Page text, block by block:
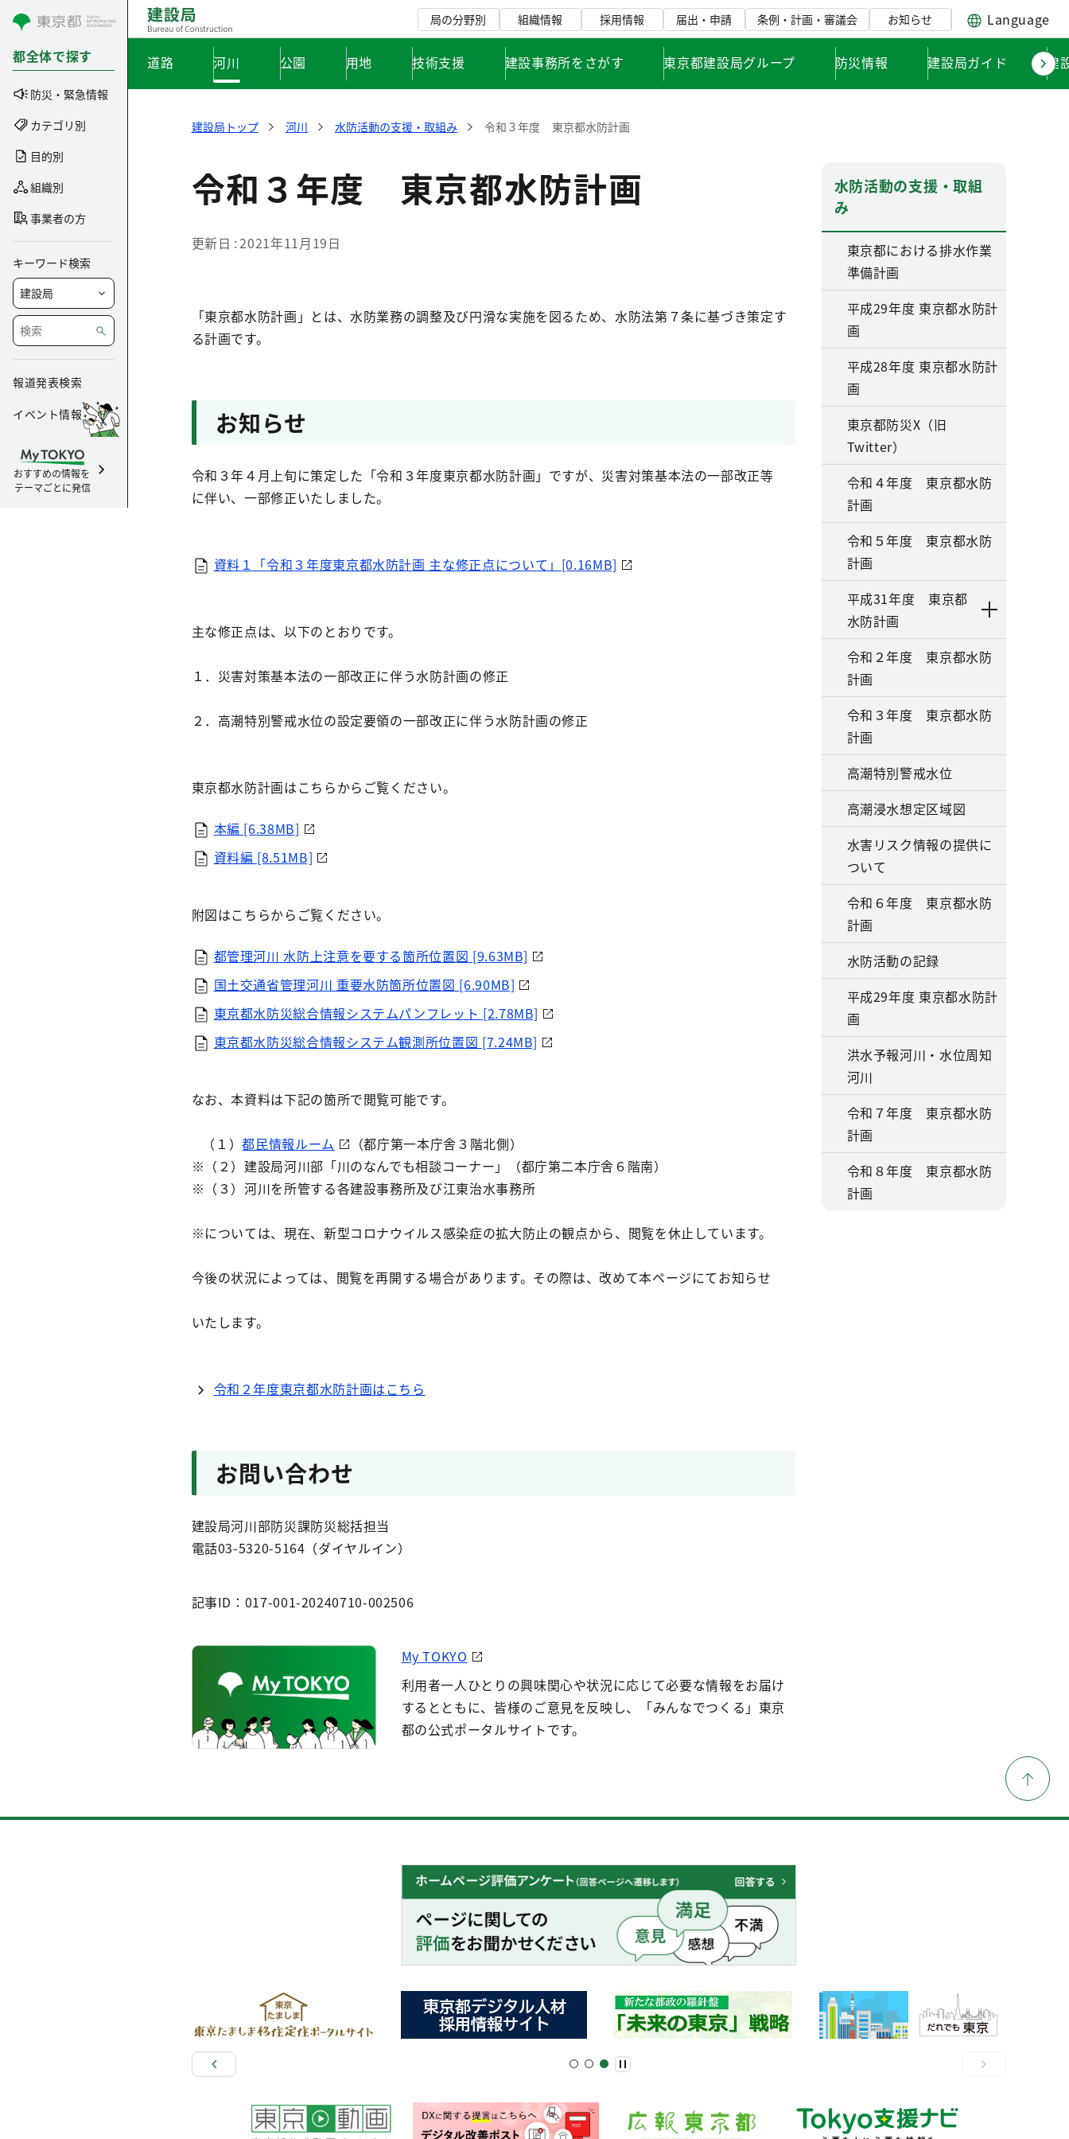
コンテンツにスキップ
都全体で探す
防災・緊急情報
カテゴリ別
目的別
組織別
事業者の方
キーワード検索
報道発表検索
イベント情報
おすすめの情報を
テーマごとに発信
局の分野別 組織情報 採用情報 届出・申請 条例・計画・審議会 お知らせ Language
道路 河川 公園 用地 技術支援 建設事務所をさがす 東京都建設局グループ 防災情報 建設局ガイド 建
建設局トップ 河川 水防活動の支援・取組み 令和３年度 東京都水防計画
令和３年度 東京都水防計画
更新日 2021年11月19日
「東京都水防計画」とは、水防業務の調整及び円滑な実施を図るため、水防法第７条に基づき策定す
る計画です。
お知らせ
令和３年４月上旬に策定した「令和３年度東京都水防計画」ですが、災害対策基本法の一部改正等
に伴い、一部修正いたしました。
資料１「令和３年度東京都水防計画 主な修正点について」[0.16MB]
主な修正点は、以下のとおりです。
１．災害対策基本法の一部改正に伴う水防計画の修正
２．高潮特別警戒水位の設定要領の一部改正に伴う水防計画の修正
東京都水防計画はこちらからご覧ください。
本編 [6.38MB]
資料編 [8.51MB]
附図はこちらからご覧ください。
都管理河川 水防上注意を要する箇所位置図 [9.63MB]
国土交通省管理河川 重要水防箇所位置図 [6.90MB]
東京都水防災総合情報システムパンフレット [2.78MB]
東京都水防災総合情報システム観測所位置図 [7.24MB]
なお、本資料は下記の箇所で閲覧可能です。
（１）都民情報ルーム
（都庁第一本庁舎３階北側）
※（２）建設局河川部「川のなんでも相談コーナー」（都庁第二本庁舎６階南）
※（３）河川を所管する各建設事務所及び江東治水事務所
※については、現在、新型コロナウイルス感染症の拡大防止の観点から、閲覧を休止しています。
今後の状況によっては、閲覧を再開する場合があります。その際は、改めて本ページにてお知らせ
いたします。
令和２年度東京都水防計画はこちら
お問い合わせ
建設局河川部防災課防災総括担当
電話03-5320-5164（ダイヤルイン）
記事ID：017-001-20240710-002506
My TOKYO
利用者一人ひとりの興味関心や状況に応じて必要な情報をお届け
するとともに、皆様のご意見を反映し、「みんなでつくる」東京
都の公式ポータルサイトです。
水防活動の支援・取組
み
東京都における排水作業
準備計画
平成29年度 東京都水防計
画
平成28年度 東京都水防計
画
東京都防災X（旧
Twitter）
令和４年度 東京都水防
計画
令和５年度 東京都水防
計画
平成31年度 東京都
水防計画
令和２年度 東京都水防
計画
令和３年度 東京都水防
計画
高潮特別警戒水位
高潮浸水想定区域図
水害リスク情報の提供に
ついて
令和６年度 東京都水防
計画
水防活動の記録
平成29年度 東京都水防計
画
洪水予報河川・水位周知
河川
令和７年度 東京都水防
計画
令和８年度 東京都水防
計画